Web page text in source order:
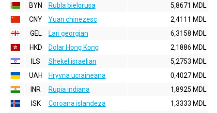
BYN
Rubla bielorusa
5,8671 MDL
CNY
Yuan chinezesc
2,4111 MDL
GEL
Lari georgian
6,3158 MDL
HKD
Dolar Hong Kong
2,1886 MDL
ILS
Shekel israelian
5,2753 MDL
UAH
Hryvna ucraineana
0,4027 MDL
INR
Rupia indiana
1,8925 MDL
ISK
Coroana islandeza
1,3333 MDL